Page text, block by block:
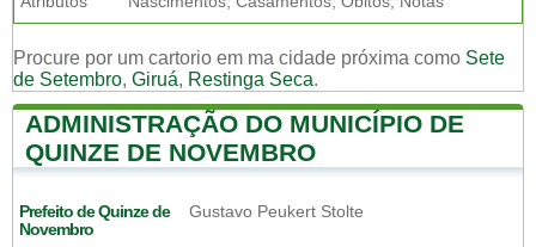
Procure por um cartorio em ma cidade próxima como Sete
de Setembro, Giruá, Restinga Seca.
ADMINISTRAÇÃO DO MUNICÍPIO DE
QUINZE DE NOVEMBRO
Prefeito de Quinze de
Novembro
Gustavo Peukert Stolte